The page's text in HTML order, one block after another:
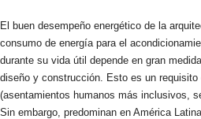
El buen desempeño energético de la
consumo de energía para el
durante su vida útil depende en gran
diseño y construcción. Esto es un
(asentamientos humanos más inclusivos,
Sin embargo, predominan en América